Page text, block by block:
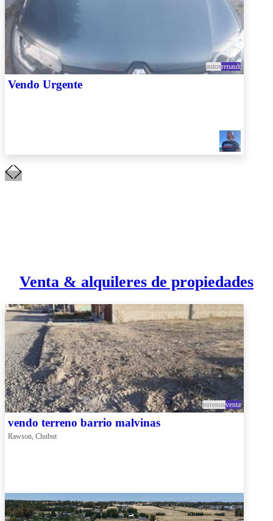
autosrenault
Vendo Urgente
Venta & alquileres de propiedades
terrenosventa
vendo terreno barrio malvinas
Rawson, Chubut